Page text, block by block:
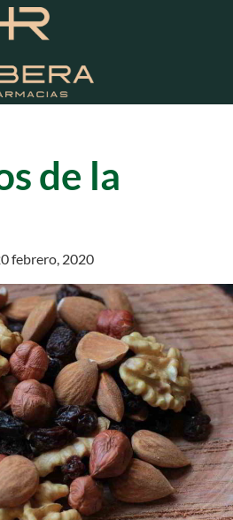
de la
febrero, 2020